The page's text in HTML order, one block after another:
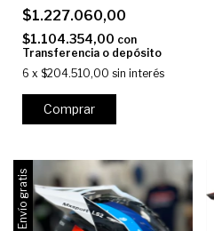
$1.227.060,00
$1.104.354,00 con
Transferencia o depósito
6 x $204.510,00 sin interés
Comprar
Envío gratis